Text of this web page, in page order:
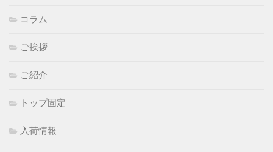
コラム
ご挨拶
ご紹介
トップ固定
入荷情報